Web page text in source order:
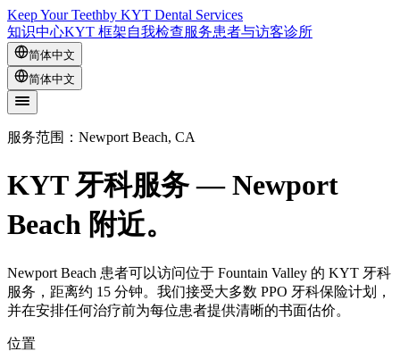
Keep Your Teethby KYT Dental Services
知识中心KYT 框架自我检查服务患者与访客诊所
简体中文
简体中文
服务范围：Newport Beach, CA
KYT 牙科服务 — Newport
Beach 附近。
Newport Beach 患者可以访问位于 Fountain Valley 的 KYT 牙科
服务，距离约 15 分钟。我们接受大多数 PPO 牙科保险计划，
并在安排任何治疗前为每位患者提供清晰的书面估价。
位置